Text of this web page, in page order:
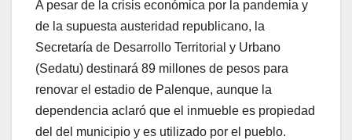
A pesar de la crisis económica por la pandemia y
de la supuesta austeridad republicano, la
Secretaría de Desarrollo Territorial y Urbano
(Sedatu) destinará 89 millones de pesos para
renovar el estadio de Palenque, aunque la
dependencia aclaró que el inmueble es propiedad
del del municipio y es utilizado por el pueblo.